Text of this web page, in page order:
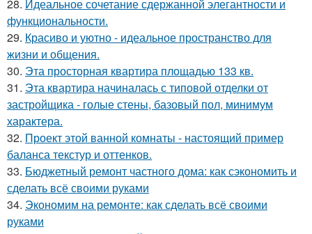
28. Идеальное сочетание сдержанной элегантности и
функциональности.
29. Красиво и уютно - идеальное пространство для
жизни и общения.
30. Эта просторная квартира площадью 133 кв.
31. Эта квартира начиналась с типовой отделки от
застройщика - голые стены, базовый пол, минимум
характера.
32. Проект этой ванной комнаты - настоящий пример
баланса текстур и оттенков.
33. Бюджетный ремонт частного дома: как сэкономить и
сделать всё своими руками
34. Экономим на ремонте: как сделать всё своими
руками